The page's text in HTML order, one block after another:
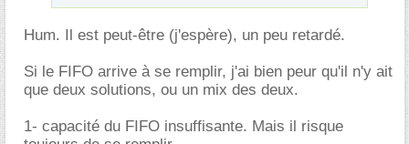
Hum. Il est peut-être (j'espère), un peu retardé.
Si le FIFO arrive à se remplir, j'ai bien peur qu'il n'y ait
que deux solutions, ou un mix des deux.
1- capacité du FIFO insuffisante. Mais il risque